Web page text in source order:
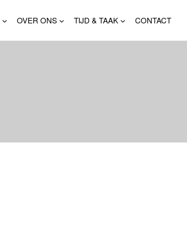
OVER ONS TIJD & TAAK CONTACT